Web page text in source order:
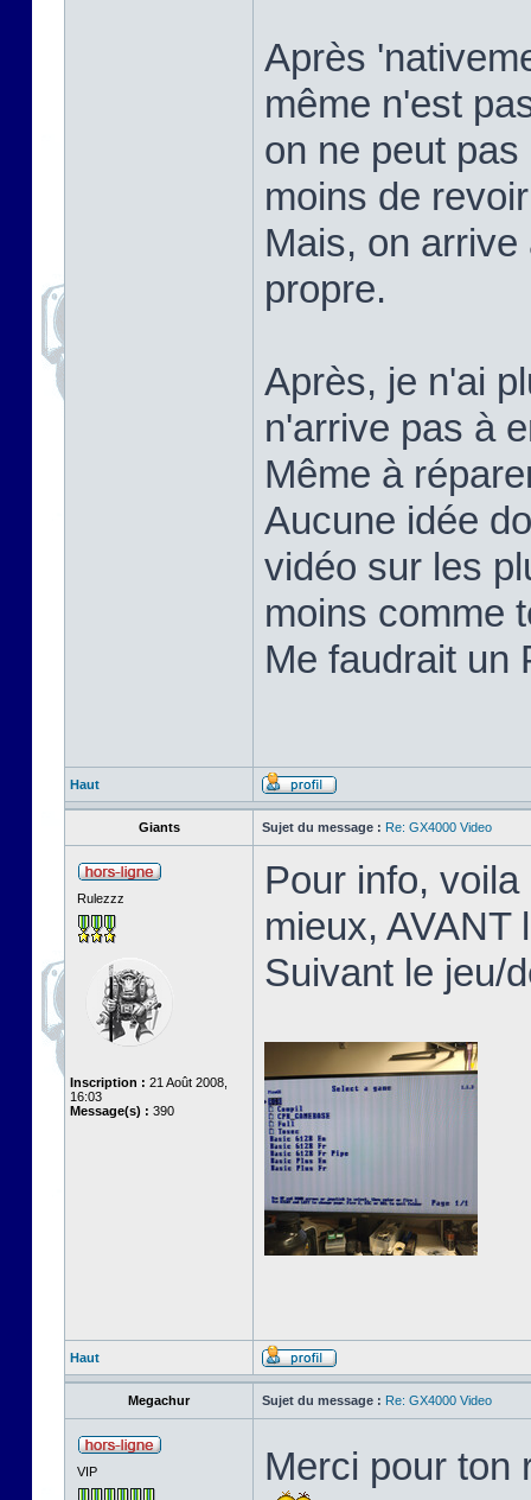
Après
même n'est
on ne peut
moins de
Mais, on
propre.
Après, je n'ai
n'arrive pas à
Même à
Aucune idée
vidéo sur les
moins comme
Me faudrait un
Haut
Giants Sujet du message : Re: GX4000 Video
Rulezzz
Inscription : 21 Août 2008,
16:03
Message(s) : 390
Pour info,
mieux, AVANT
Suivant le jeu/
Haut
Megachur Sujet du message : Re: GX4000 Video
VIP Merci pour ton